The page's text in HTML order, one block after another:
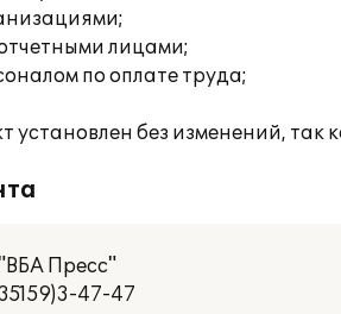
лицами;
по оплате труда;
установлен без изменений,
Пресс"
47-47